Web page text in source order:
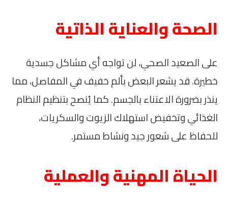
الصحة والعناية الذاتية
على الصعيد الصحي، لن تواجه أي مشاكل جسدية
خطيرة. قد يشعر البعض بألم خفيف في المفاصل، مما
ينذر بضرورة الاعتناء بالجسم. كما يُنصح بتنظيم النظام
الغذائي وتخفيض استهلاك الزيوت والسكريات،
للحفاظ على شعور جيد ونشاط مستمر.
الحياة المهنية والعملية